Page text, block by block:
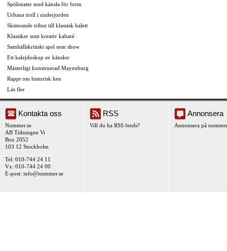
Spökteater med känsla för form
Urbana troll i underjorden
Skimrande tribut till klassisk balett
Klassiker som kreativ kabaré
Samhällskritiskt spel som show
Ett kalejdoskop av känslor
Mästerligt konstruerad Mayenburg
Rappt om historisk hen
Läs fler
Kontakta oss
Nummer.se
AB Tidningen Vi
Box 2052
103 12 Stockholm
Tel: 010-744 24 11
Vx: 010-744 24 00
E-post: info@nummer.se
RSS
Vill du ha RSS feeds?
Annonsera
Annonsera på